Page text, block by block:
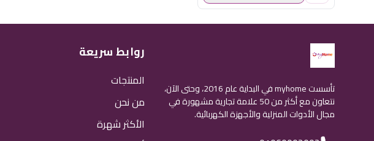
تأسست myhome في البداية عام 2016، وحتى الآن،
نتعاون مع أكثر من 50 علامة تجارية مشهورة في
مجال الأدوات المنزلية والأجهزة الكهربائية.
روابط سريعة
المنتجات
من نحن
الأكثر شهرة